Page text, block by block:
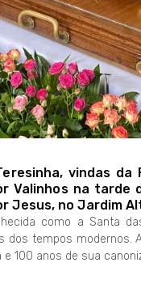
vindas
Valinhos na
Jesus, no Jardim
como a Santa
dos tempos modernos.
100 anos de sua